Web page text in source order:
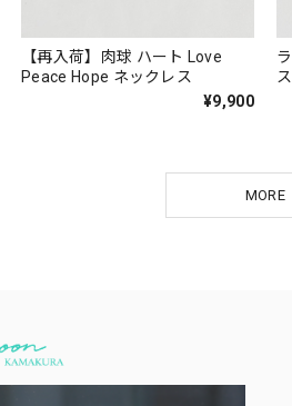
【再入荷】肉球 ハート Love
Peace Hope ネックレス
¥9,900
ラ
MORE